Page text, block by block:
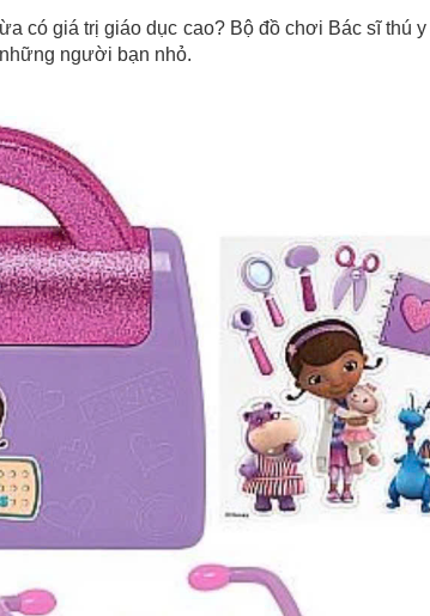
có giá trị giáo dục cao? Bộ đồ chơi Bác sĩ
người bạn nhỏ.